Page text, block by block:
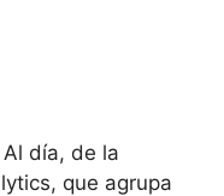
día, de la
que agrupa